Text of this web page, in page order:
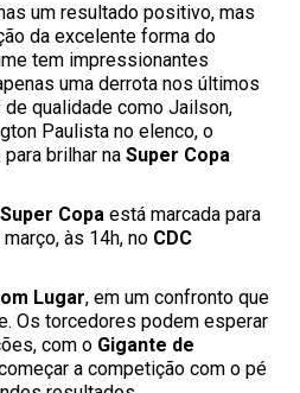
um resultado positivo, mas
da excelente forma do
tem impressionantes
uma derrota nos últimos
qualidade como Jailson,
Paulista no elenco, o
brilhar naSuper Copa
Super Copa está marcada para
às 14h, no CDC
Lugar, em um confronto que
Os torcedores podem esperar
com o Gigante de
a competição com o pé